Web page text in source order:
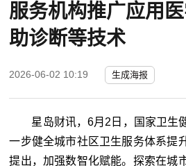
服务机构推广应用
助诊断等技术
2026-06-02 10:19 生成海报
星岛财讯，6月2日，国家卫生
一步健全城市社区卫生服务体系提
提出，加强数智化赋能。探索在城